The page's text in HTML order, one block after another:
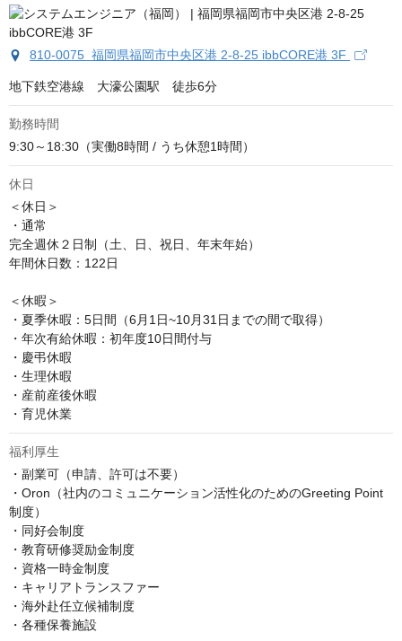
810-0075 福岡県福岡市中央区港 2-8-25 ibbCORE港 3F
地下鉄空港線　大濠公園駅　徒歩6分
勤務時間
9:30～18:30（実働8時間 / うち休憩1時間）
休日
＜休日＞
・通常
完全週休２日制（土、日、祝日、年末年始）
年間休日数：122日
＜休暇＞
・夏季休暇：5日間（6月1日~10月31日までの間で取得）
・年次有給休暇：初年度10日間付与
・慶弔休暇
・生理休暇
・産前産後休暇
・育児休業
福利厚生
・副業可（申請、許可は不要）
・Oron（社内のコミュニケーション活性化のためのGreeting Point
制度）
・同好会制度
・教育研修奨励金制度
・資格一時金制度
・キャリアトランスファー
・海外赴任立候補制度
・各種保養施設